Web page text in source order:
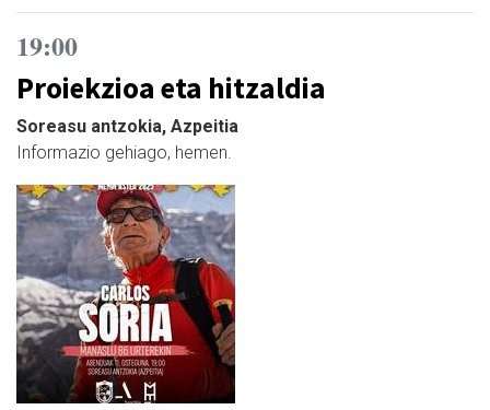
19:00
Proiekzioa eta hitzaldia
Soreasu antzokia, Azpeitia
Informazio gehiago, hemen.